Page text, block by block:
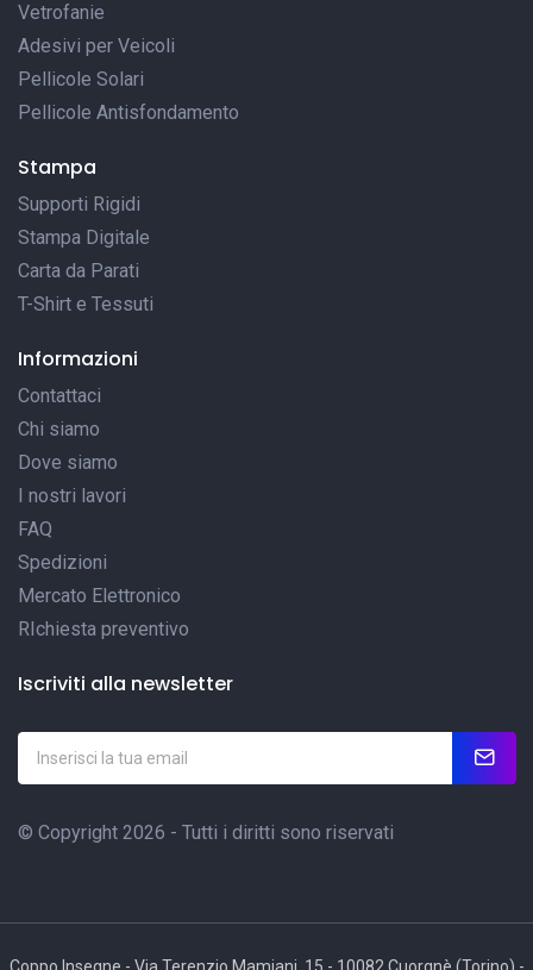
Vetrofanie
Adesivi per Veicoli
Pellicole Solari
Pellicole Antisfondamento
Stampa
Supporti Rigidi
Stampa Digitale
Carta da Parati
T-Shirt e Tessuti
Informazioni
Contattaci
Chi siamo
Dove siamo
I nostri lavori
FAQ
Spedizioni
Mercato Elettronico
RIchiesta preventivo
Iscriviti alla newsletter
© Copyright 2026 - Tutti i diritti sono riservati